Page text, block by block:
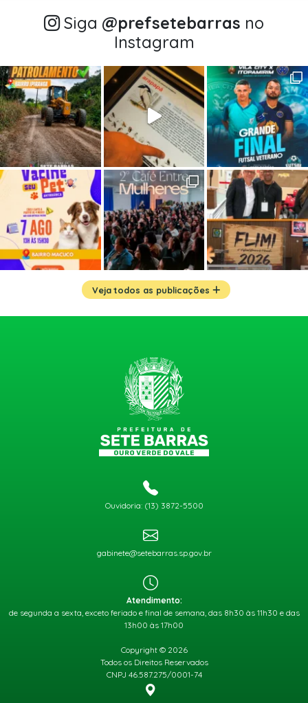
Siga @‌prefsetebarras no
Instagram
Veja todos as publicações
Ouvidoria: (13) 3872-5500
gabinete@setebarras.sp.gov.br
Atendimento:
de segunda a sexta, exceto feriado e final de semana, das 8h30 às 11h30 e das
13h00 às 17h00
Copyright © 2026
Todos os Direitos Reservados
CNPJ 46.587.275/0001-74